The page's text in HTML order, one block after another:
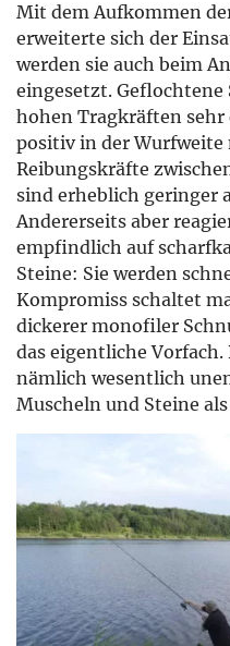
Mit dem Aufkommen
erweiterte sich der
werden sie auch beim
eingesetzt. Geflochtene
hohen Tragkräften sehr
positiv in der Wurfweite
Reibungskräfte
sind erheblich geringer
Andererseits aber
empfindlich auf
Steine: Sie werden
Kompromiss schaltet
dickerer monofiler
das eigentliche
nämlich wesentlich
Muscheln und Steine